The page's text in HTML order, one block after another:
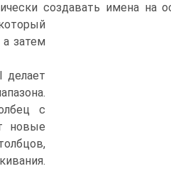
создавать имена на
затем
делает
с
новые